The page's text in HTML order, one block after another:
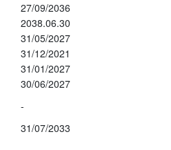
27/09/2036
2038.06.30
31/05/2027
31/12/2021
31/01/2027
30/06/2027
-
31/07/2033